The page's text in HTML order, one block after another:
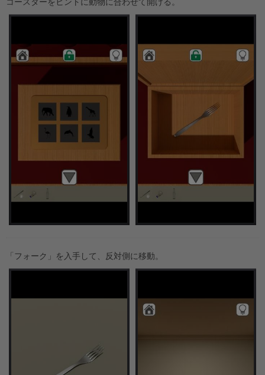
「フォーク」を入手して、反対側に移動。